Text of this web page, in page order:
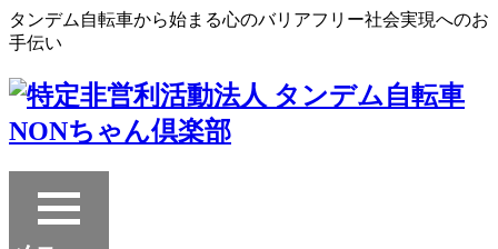
タンデム自転車から始まる心のバリアフリー社会実現へのお
手伝い